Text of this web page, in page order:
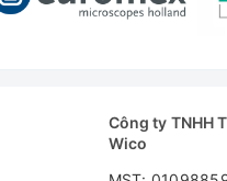
Công ty TNHH
Wico